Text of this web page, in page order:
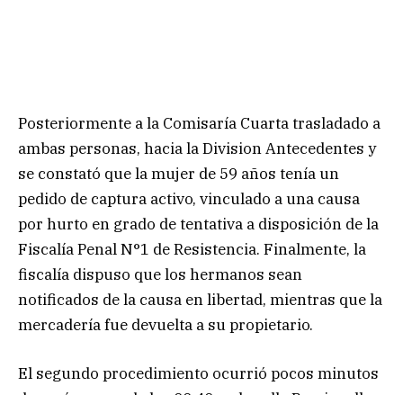
Posteriormente a la Comisaría Cuarta trasladado a
ambas personas, hacia la Division Antecedentes y
se constató que la mujer de 59 años tenía un
pedido de captura activo, vinculado a una causa
por hurto en grado de tentativa a disposición de la
Fiscalía Penal N°1 de Resistencia. Finalmente, la
fiscalía dispuso que los hermanos sean
notificados de la causa en libertad, mientras que la
mercadería fue devuelta a su propietario.
El segundo procedimiento ocurrió pocos minutos